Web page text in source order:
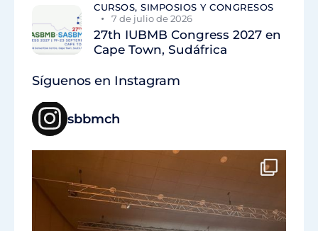
CURSOS, SIMPOSIOS Y CONGRESOS
7 de julio de 2026
27th IUBMB Congress 2027 en
Cape Town, Sudáfrica
Síguenos en Instagram
sbbmch